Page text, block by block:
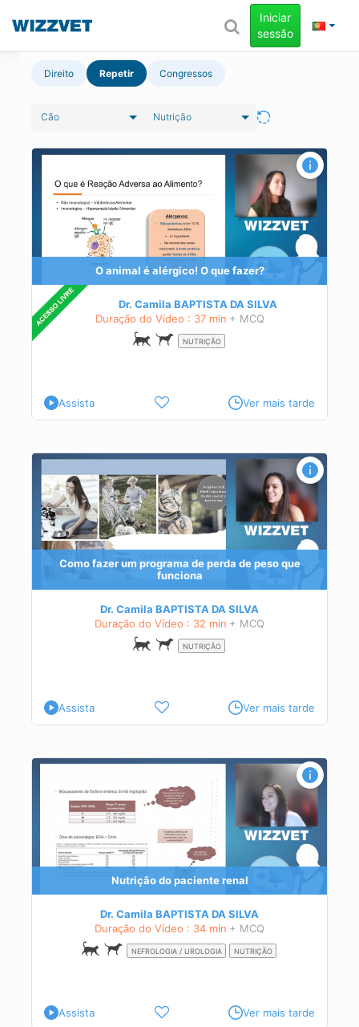
Iniciar
sessão
Direito Repetir Congressos
Cão Nutrição
O animal é alérgico! O que fazer?
Dr. Camila BAPTISTA DA SILVA
Duração do Vídeo : 37 min + MCQ
NUTRIÇÃO
Assista Ver mais tarde
Como fazer um programa de perda de peso que
funciona
Dr. Camila BAPTISTA DA SILVA
Duração do Vídeo : 32 min + MCQ
NUTRIÇÃO
Assista Ver mais tarde
Nutrição do paciente renal
Dr. Camila BAPTISTA DA SILVA
Duração do Vídeo : 34 min + MCQ
NEFROLOGIA / UROLOGIA NUTRIÇÃO
Assista Ver mais tarde